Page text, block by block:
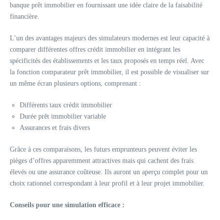
banque prêt immobilier en fournissant une idée claire de la faisabilité
financière.
L’un des avantages majeurs des simulateurs modernes est leur capacité à
comparer différentes offres crédit immobilier en intégrant les
spécificités des établissements et les taux proposés en temps réel. Avec
la fonction comparateur prêt immobilier, il est possible de visualiser sur
un même écran plusieurs options, comprenant :
Différents taux crédit immobilier
Durée prêt immobilier variable
Assurances et frais divers
Grâce à ces comparaisons, les futurs emprunteurs peuvent éviter les
pièges d’offres apparemment attractives mais qui cachent des frais
élevés ou une assurance coûteuse. Ils auront un aperçu complet pour un
choix rationnel correspondant à leur profil et à leur projet immobilier.
Conseils pour une simulation efficace :